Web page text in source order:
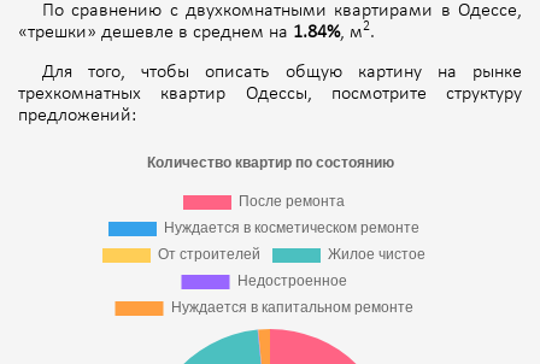
По сравнению c двухкомнатными квартирами в Одессе,
«трешки» дешевле в среднем на 1.84%, м2.
Для того, чтобы описать общую картину на рынке
трехкомнатных квартир Одессы, посмотрите структуру
предложений: